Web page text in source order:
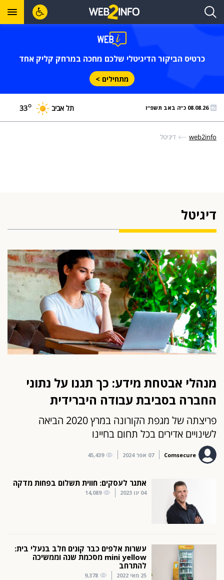
כרטיס הביקור הדיגיטלי שלכם מחכה במרחק קליק אחד
מתחילים >
08.08.26 כ״ה באב תשפ״ו תל אביב 33°
web2info דיגיטל
דיגיטל
מנהלי אבטחת מידע: כך תגנו על נתוני
החברה בסביבת עבודה היברידית
פריצתה של מגפת הקורונה במרץ 2020 הביאה
לשינויים אדירים בכל תחום בחיינו
Comsecure 07 אפר 2024 45,439
אתגר לעסקים: חווית תשלום בפחות מדקה
04 ינו 2023 14,089
עשרות אלפים כבר קונים חלב בנעלי בית:
mini yellow מסכמת שנה וממשיכה
להתרחב
25 מאי 2022 9,378